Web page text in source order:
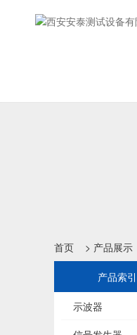
首页 > 产品展示
产品索引
示波器